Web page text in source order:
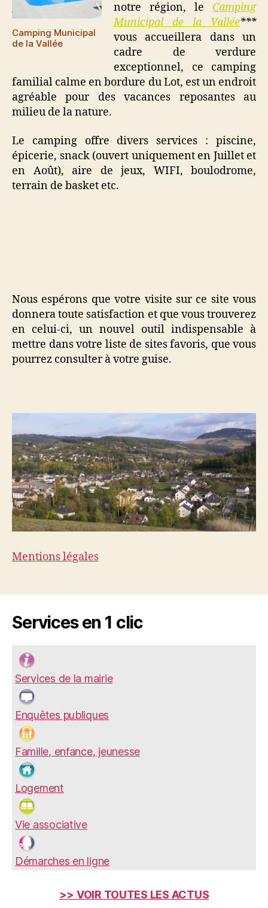
Camping Municipal
de la Vallée
notre région, le Camping
Municipal de la Vallée***
vous accueillera dans un
cadre de verdure
exceptionnel, ce camping
familial calme en bordure du Lot, est un endroit
agréable pour des vacances reposantes au
milieu de la nature.
Le camping offre divers services : piscine,
épicerie, snack (ouvert uniquement en Juillet et
en Août), aire de jeux, WIFI, boulodrome,
terrain de basket etc.
Nous espérons que votre visite sur ce site vous
donnera toute satisfaction et que vous trouverez
en celui-ci, un nouvel outil indispensable à
mettre dans votre liste de sites favoris, que vous
pourrez consulter à votre guise.
Mentions légales
Services en 1 clic
Services de la mairie
Enquêtes publiques
Famille, enfance, jeunesse
Logement
Vie associative
Démarches en ligne
>> VOIR TOUTES LES ACTUS